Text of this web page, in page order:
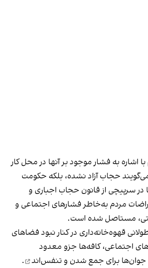
اشاره به فشار موجود بر آنها در محل کار
حجاب آزاد نشده، بلکه حکومت
سرپیچی از قانون حجاب اجباری و
مردم به‌خاطر فشارهای اجتماعی و
مستاصل شده است.
قهوه‌‌خانه‌داری در کنار نبود فضاهای
اجتماعی، کافه‌ها جزو معدود
جوان‌ها برای جمع شدن و تنفس‌اند
.